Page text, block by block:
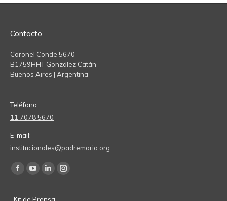
Contacto
Coronel Conde 5670
B1759HHT González Catán
Buenos Aires | Argentina
Teléfono:
11 7078 5670
E-mail:
institucionales@padremario.org
Find us on:
Facebook
LinkedinInstagram